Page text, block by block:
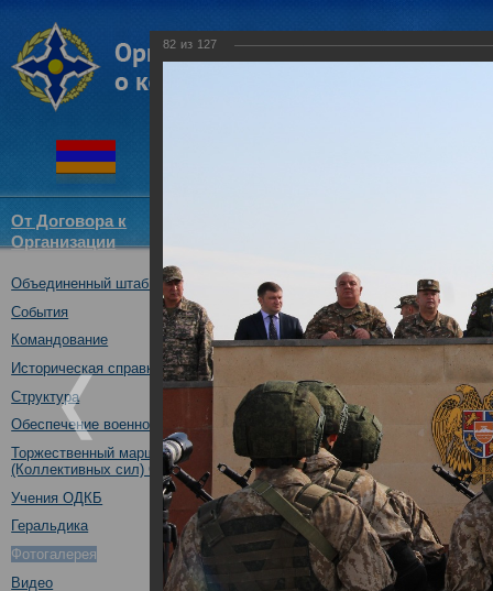
От Договора к
Организации
Объединенный штаб ОДКБ
События
Командование
Историческая справка
Структура
Обеспечение военной безопасности
Торжественный марш Войск
(Коллективных сил) ОДКБ
Учения ОДКБ
Геральдика
Фотогалерея
Видео
Открытие совместного
09.10.2017
82 из 127